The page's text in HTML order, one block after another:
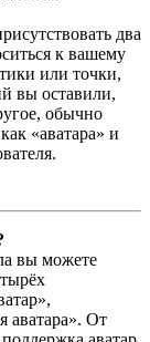
два
к вашему
или точки,
вы оставили,
обычно
«аватара» и
вы можете
аватара». От